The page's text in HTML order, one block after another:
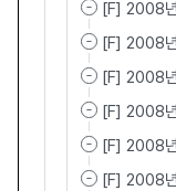
[F] 2008
[F] 2008
[F] 2008
[F] 2008
[F] 2008
[F] 2008